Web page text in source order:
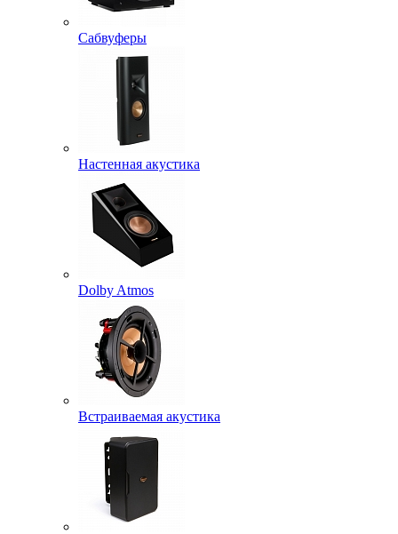
Сабвуферы
Настенная акустика
Dolby Atmos
Встраиваемая акустика